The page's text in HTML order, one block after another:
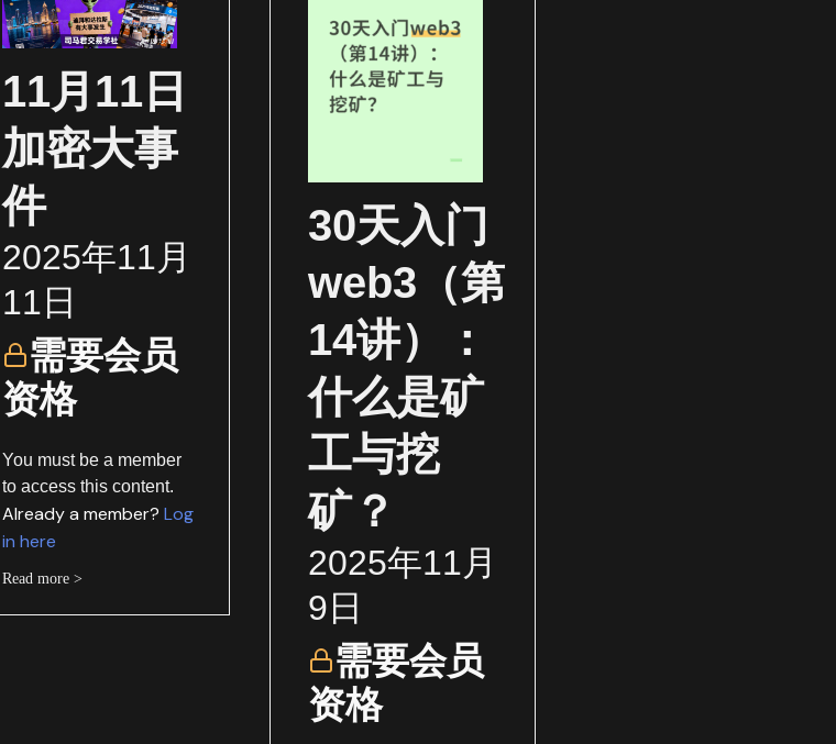
11月11日
加密大事
件
2025年11月
11日
需要会员
资格
You must be a member
to access this content.
Already a member? Log
in here
Read more >
30天入门
web3（第
14讲）：
什么是矿
工与挖
矿？
2025年11月
9日
需要会员
资格